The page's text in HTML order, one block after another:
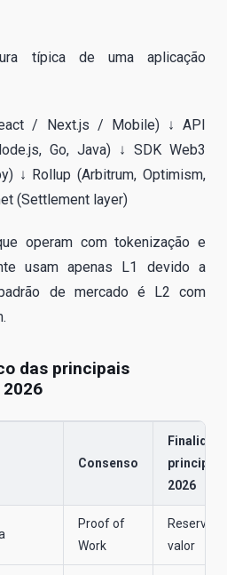
típica de uma aplicação
/ Next.js / Mobile) ↓ API
Go, Java) ↓ SDK Web3
↓ Rollup (Arbitrum, Optimism,
(Settlement layer)
operam com tokenização e
usam apenas L1 devido a
de mercado é L2 com
das principais
Consenso
principal
2026
Proof of
Work
Reserva
valor